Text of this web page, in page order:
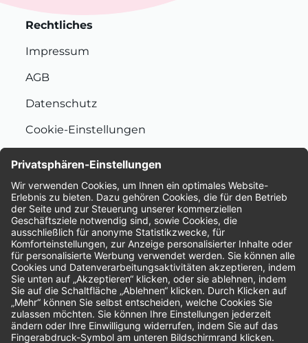
Rechtliches
Impressum
AGB
Datenschutz
Cookie-Einstellungen
Bewertungen